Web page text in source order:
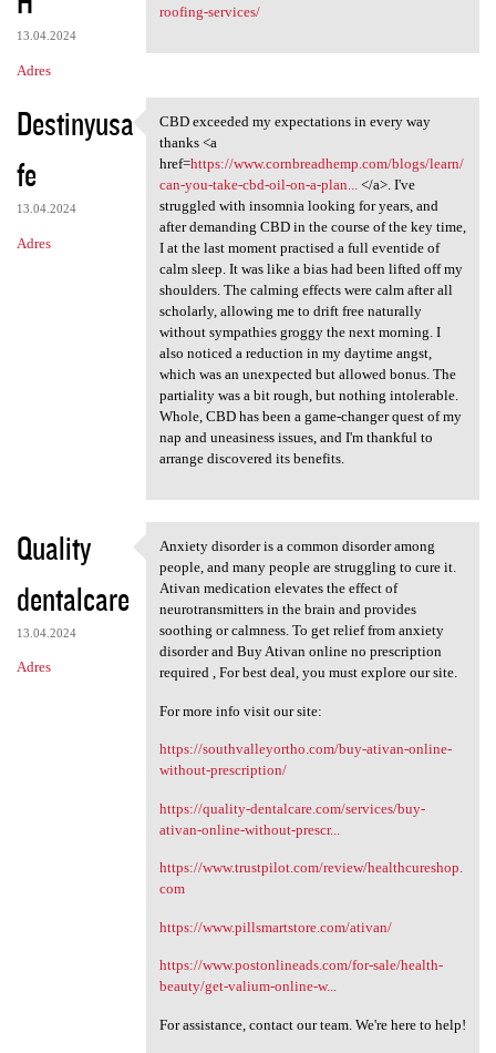
13.04.2024
Adres
roofing-services/
Destinyusa
fe
13.04.2024
Adres
CBD exceeded my expectations
CBD exceeded my expectations in every way
thanks <a
href=https://www.cornbreadhemp.com/blogs/learn/
can-you-take-cbd-oil-on-a-plan...</a>. I've
struggled with insomnia looking for years, and
after demanding CBD in the course of the key time,
I at the last moment practised a full eventide of
calm sleep. It was like a bias had been lifted off my
shoulders. The calming effects were calm after all
scholarly, allowing me to drift free naturally
without sympathies groggy the next morning. I
also noticed a reduction in my daytime angst,
which was an unexpected but allowed bonus. The
partiality was a bit rough, but nothing intolerable.
Whole, CBD has been a game-changer quest of my
nap and uneasiness issues, and I'm thankful to
arrange discovered its benefits.
Quality
dentalcare
13.04.2024
Adres
Anxiety disorder is a common
Anxiety disorder is a common disorder among
people, and many people are struggling to cure it.
Ativan medication elevates the effect of
neurotransmitters in the brain and provides
soothing or calmness. To get relief from anxiety
disorder and Buy Ativan online no prescription
required , For best deal, you must explore our site.
For more info visit our site:
https://southvalleyortho.com/buy-ativan-online-
without-prescription/
https://quality-dentalcare.com/services/buy-
ativan-online-without-prescr...
https://www.trustpilot.com/review/healthcureshop.
com
https://www.pillsmartstore.com/ativan/
https://www.postonlineads.com/for-sale/health-
beauty/get-valium-online-w...
For assistance, contact our team. We're here to help!